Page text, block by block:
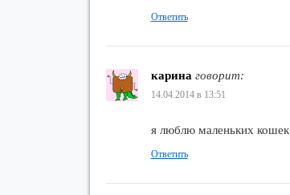
Ответить
карина говорит:
14.04.2014 в 13:51
я люблю маленьких кошек
Ответить